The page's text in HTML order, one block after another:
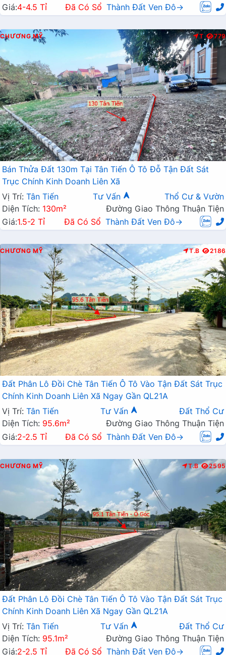
Giá:4-4.5 Tỉ Đã Có Sổ Thành Đất Ven Đô→
CHƯƠNG MỸ T 779
Bán Thửa Đất 130m Tại Tân Tiến Ô Tô Đỗ Tận Đất Sát
Trục Chính Kinh Doanh Liên Xã
Vị Trí: Tân Tiến Tư Vấn
Thổ Cư & Vườn
Diện Tích: 130m²
Đường Giao Thông Thuận Tiện
Giá:1.5-2 Tỉ Đã Có Sổ Thành Đất Ven Đô→
CHƯƠNG MỸ T.B 2186
Đất Phân Lô Đồi Chè Tân Tiến Ô Tô Vào Tận Đất Sát Trục
Chính Kinh Doanh Liên Xã Ngay Gần QL21A
Vị Trí: Tân Tiến Tư Vấn
Đất Thổ Cư
Diện Tích: 95.6m²
Đường Giao Thông Thuận Tiện
Giá:2-2.5 Tỉ Đã Có Sổ Thành Đất Ven Đô→
CHƯƠNG MỸ T.B 2595
Đất Phân Lô Đồi Chè Tân Tiến Ô Tô Vào Tận Đất Sát Trục
Chính Kinh Doanh Liên Xã Ngay Gần QL21A
Vị Trí: Tân Tiến Tư Vấn
Đất Thổ Cư
Diện Tích: 95.1m²
Đường Giao Thông Thuận Tiện
Giá:2-2.5 Tỉ Đã Có Sổ Thành Đất Ven Đô→